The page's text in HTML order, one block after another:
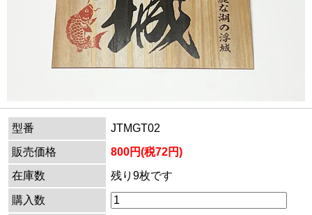
型番
JTMGT02
販売価格
800円(税72円)
在庫数
残り9枚です
購入数